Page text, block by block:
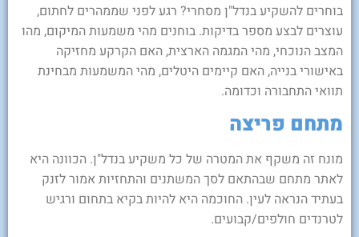
בוחרים להשקיע בנדל"ן מסחרי? רגע לפני שממהרים לחתום,
עוצרים לבצע מספר בדיקות. בוחנים מהי משמעות המיקום, מהו
המצב הנוכחי, מהי המגמה הארצית, האם הקרקע מחזיקה
באישורי בנייה, האם קיימים היטלים, מהי המשמעות מבחינת
תוואי התחבורה וכדומה.
מתחם פריצה
מונח זה משקף את המטרה של כל משקיע בנדל"ן. הכוונה היא
לאתר מתחם שבהתאם לסך המשתנים והתחזיות אמור לזנק
בעתיד הנראה לעין. החוכמה היא להיות בקיא בתחום ורגיש
לטרנדים חולפים/קבועים.